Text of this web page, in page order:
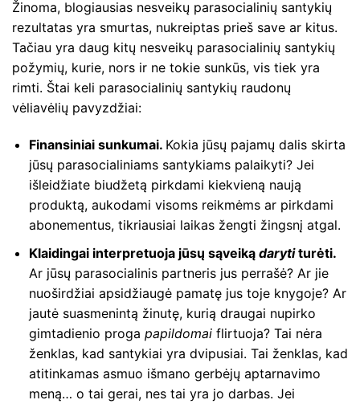
Žinoma, blogiausias nesveikų parasocialinių santykių
rezultatas yra smurtas, nukreiptas prieš save ar kitus.
Tačiau yra daug kitų nesveikų parasocialinių santykių
požymių, kurie, nors ir ne tokie sunkūs, vis tiek yra
rimti. Štai keli parasocialinių santykių raudonų
vėliavėlių pavyzdžiai:
Finansiniai sunkumai. Kokia jūsų pajamų dalis skirta
jūsų parasocialiniams santykiams palaikyti? Jei
išleidžiate biudžetą pirkdami kiekvieną naują
produktą, aukodami visoms reikmėms ar pirkdami
abonementus, tikriausiai laikas žengti žingsnį atgal.
Klaidingai interpretuoja jūsų sąveiką darytiturėti.
Ar jūsų parasocialinis partneris jus perrašė? Ar jie
nuoširdžiai apsidžiaugė pamatę jus toje knygoje? Ar
jautė suasmenintą žinutę, kurią draugai nupirko
gimtadienio proga papildomaiflirtuoja? Tai nėra
ženklas, kad santykiai yra dvipusiai. Tai ženklas, kad
atitinkamas asmuo išmano gerbėjų aptarnavimo
meną… o tai gerai, nes tai yra jo darbas. Jei